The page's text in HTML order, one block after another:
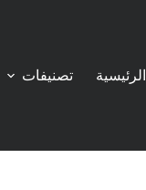
الرئيسية تصنيفات